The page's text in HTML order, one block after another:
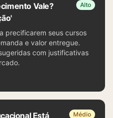
Vale?
Alto
precificarem seus cursos
e valor entregue.
com justificativas
Está
Médio